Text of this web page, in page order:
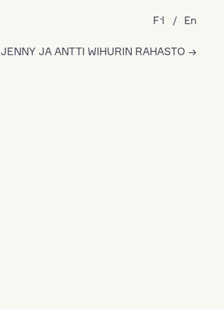
JENNY JA ANTTI WIHURIN RAHASTO
Fi En